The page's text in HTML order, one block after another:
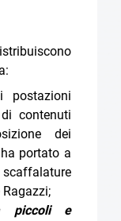
contenuti
dei
portato a
piccoli e